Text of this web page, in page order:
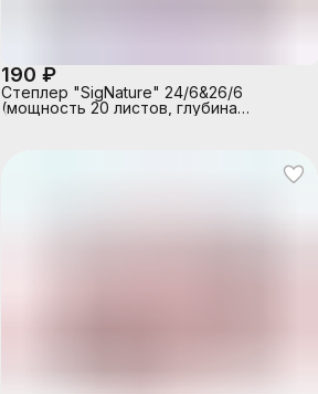
190 ₽
Степлер "SigNature" 24/6&26/6
(мощность 20 листов, глубина